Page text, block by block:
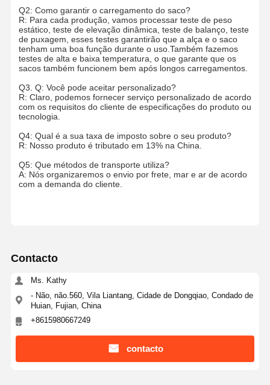
sacos não tecidos
Q2: Como garantir o carregamento do saco?
R: Para cada produção, vamos processar teste de peso
estático, teste de elevação dinâmica, teste de balanço, teste
de puxagem, esses testes garantirão que a alça e o saco
tenham uma boa função durante o uso.Também fazemos
testes de alta e baixa temperatura, o que garante que os
sacos também funcionem bem após longos carregamentos.
Q3. Q: Você pode aceitar personalizado?
R: Claro, podemos fornecer serviço personalizado de acordo
com os requisitos do cliente de especificações do produto ou
tecnologia.
Q4: Qual é a sua taxa de imposto sobre o seu produto?
R: Nosso produto é tributado em 13% na China.
Q5: Que métodos de transporte utiliza?
A: Nós organizaremos o envio por frete, mar e ar de acordo
com a demanda do cliente.
Contacto
Ms. Kathy
- Não, não.560, Vila Liantang, Cidade de Dongqiao, Condado de
Huian, Fujian, China
+8615980667249
contacto